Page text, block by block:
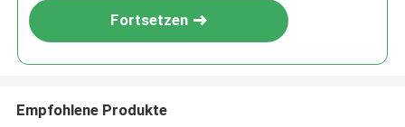
Fortsetzen
Empfohlene Produkte